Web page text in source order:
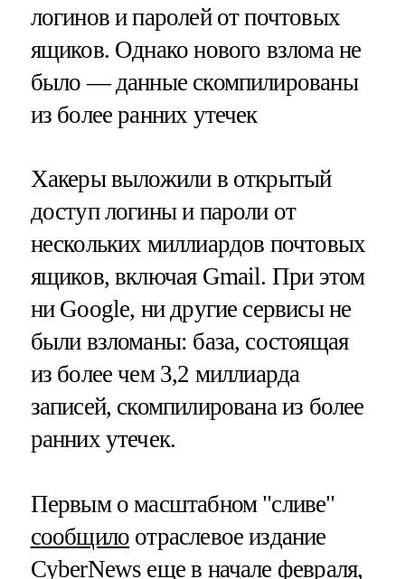
логинов и паролей от почтовых
ящиков. Однако нового взлома не
было — данные скомпилированы
из более ранних утечек
Хакеры выложили в открытый
доступ логины и пароли от
нескольких миллиардов почтовых
ящиков, включая Gmail. При этом
ни Google, ни другие сервисы не
были взломаны: база, состоящая
из более чем 3,2 миллиарда
записей, скомпилирована из более
ранних утечек.
Первым о масштабном "сливе"
сообщило отраслевое издание
CyberNews еще в начале февраля,